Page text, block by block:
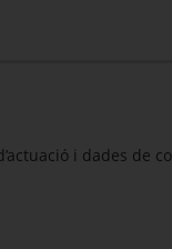
i dades de